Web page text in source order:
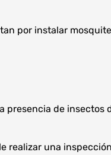
por instalar
presencia de
realizar una